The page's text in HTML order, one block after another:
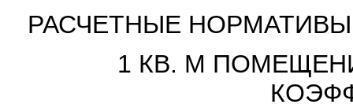
РАСЧЕТНЫЕ
1 КВ. М